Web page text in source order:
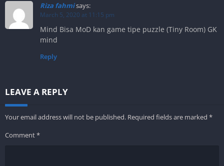
Riza fahmisays:
March 5, 2020 at 11:15 pm
Mind Bisa MoD kan game tipe puzzle (Tiny Room) GK
mind
Reply
LEAVE A REPLY
Your email address will not be published. Required fields are marked *
Comment*